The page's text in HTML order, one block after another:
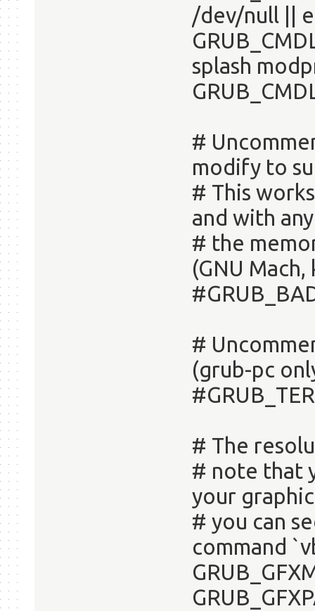
/dev/null ||
splash
#
modify to
# This
and with
# the
(GNU
#
(grub-pc
# The
# note that
your
# you can
command